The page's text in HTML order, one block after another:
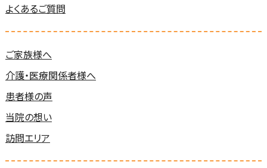
よくあるご質問
ご家族様へ
介護・医療関係者様へ
患者様の声
当院の想い
訪問エリア